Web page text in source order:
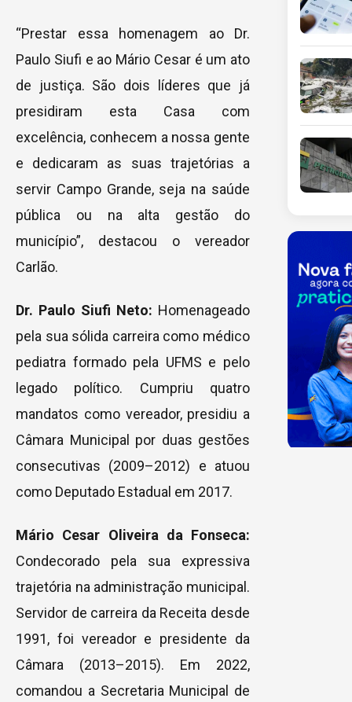
“Prestar essa homenagem ao Dr.
Paulo Siufi e ao Mário Cesar é um ato
de justiça. São dois líderes que já
presidiram esta Casa com
excelência, conhecem a nossa gente
e dedicaram as suas trajetórias a
servir Campo Grande, seja na saúde
pública ou na alta gestão do
município”, destacou o vereador
Carlão.
Dr. Paulo Siufi Neto: Homenageado
pela sua sólida carreira como médico
pediatra formado pela UFMS e pelo
legado político. Cumpriu quatro
mandatos como vereador, presidiu a
Câmara Municipal por duas gestões
consecutivas (2009–2012) e atuou
como Deputado Estadual em 2017.
Mário Cesar Oliveira da Fonseca:
Condecorado pela sua expressiva
trajetória na administração municipal.
Servidor de carreira da Receita desde
1991, foi vereador e presidente da
Câmara (2013–2015). Em 2022,
comandou a Secretaria Municipal de